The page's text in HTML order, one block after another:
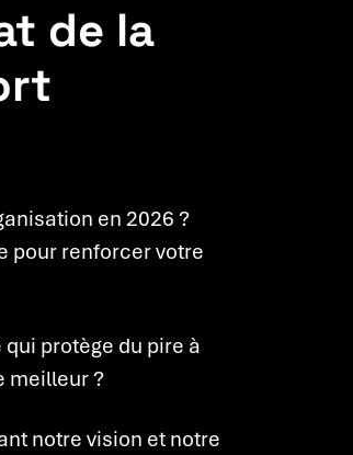
de la
en 2026 ?
pour renforcer votre
protège du pire à
meilleur ?
notre vision et notre